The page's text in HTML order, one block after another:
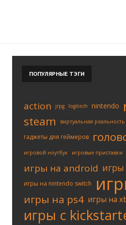
ПОПУЛЯРНЫЕ ТЭГИ
action jrpg logitech nintendo
steam виртуальная реальность
гаджеты для геймеров
игровой ноутбук игровые приставки
игры на android игры
игры на nintendo switch
игры на ps4 игры на
игры с